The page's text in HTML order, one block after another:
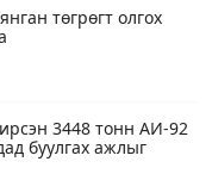
төгрөгт олгох
3448 тонн АИ-92
буулгах ажлыг